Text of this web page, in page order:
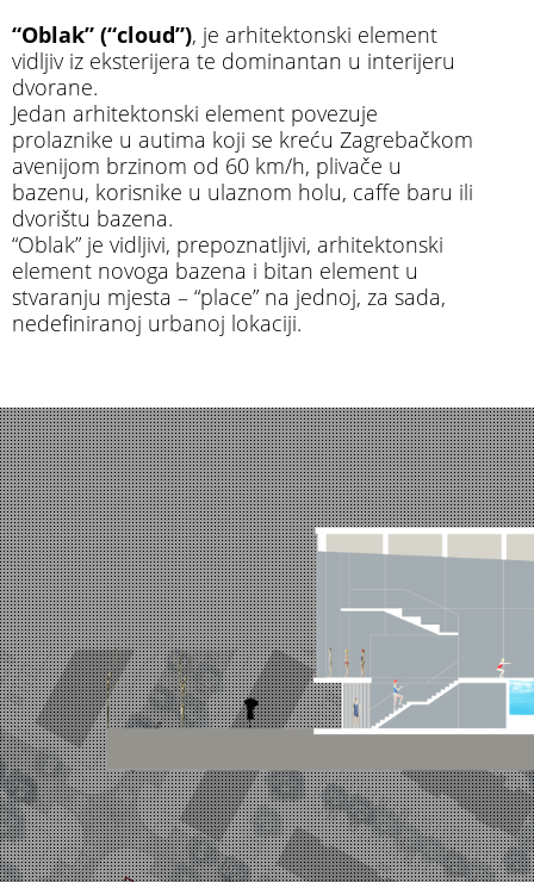
“Oblak” (“cloud”), je arhitektonski element
vidljiv iz eksterijera te dominantan u interijeru
dvorane.
Jedan arhitektonski element povezuje
prolaznike u autima koji se kreću Zagrebačkom
avenijom brzinom od 60 km/h, plivače u
bazenu, korisnike u ulaznom holu, caffe baru ili
dvorištu bazena.
“Oblak” je vidljivi, prepoznatljivi, arhitektonski
element novoga bazena i bitan element u
stvaranju mjesta – “place” na jednoj, za sada,
nedefiniranoj urbanoj lokaciji.